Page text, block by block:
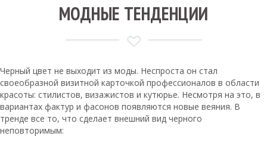
МОДНЫЕ ТЕНДЕНЦИИ
Черный цвет не выходит из моды. Неспроста он стал
своеобразной визитной карточкой профессионалов в области
красоты: стилистов, визажистов и кутюрье. Несмотря на это, в
вариантах фактур и фасонов появляются новые веяния. В
тренде все то, что сделает внешний вид черного
неповторимым: